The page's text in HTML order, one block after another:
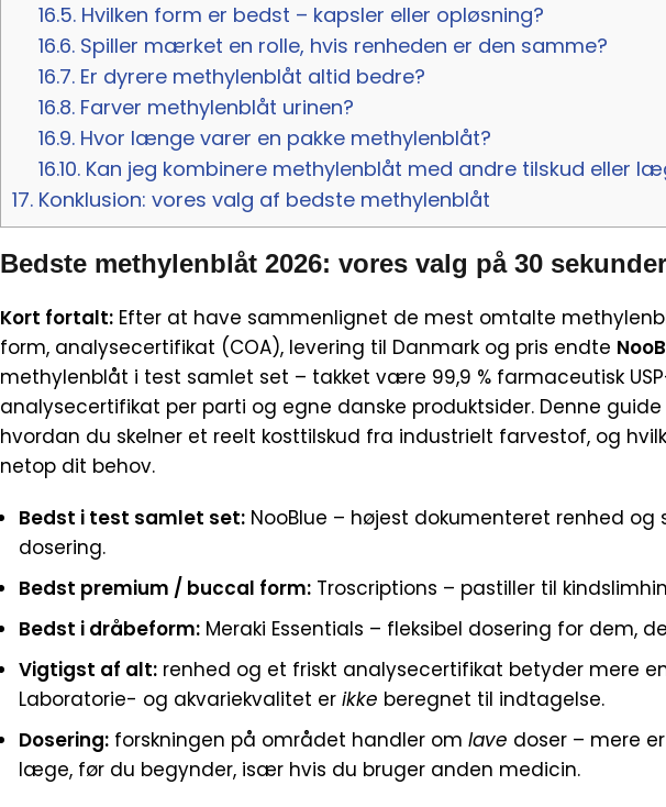
16.5. Hvilken form er bedst – kapsler eller opløsning?
16.6. Spiller mærket en rolle, hvis renheden er den samme?
16.7. Er dyrere methylenblåt altid bedre?
16.8. Farver methylenblåt urinen?
16.9. Hvor længe varer en pakke methylenblåt?
16.10. Kan jeg kombinere methylenblåt med andre tilskud eller
17. Konklusion: vores valg af bedste methylenblåt
Bedste methylenblåt 2026: vores valg på 30 sekunder
Kort fortalt: Efter at have sammenlignet de mest omtalte
form, analysecertifikat (COA), levering til Danmark og pris endte
methylenblåt i test samlet set – takket være 99,9 % farmaceutisk
analysecertifikat per parti og egne danske produktsider. Denne
hvordan du skelner et reelt kosttilskud fra industrielt farvestof, og
netop dit behov.
Bedst i test samlet set: NooBlue – højest dokumenteret renhed og
dosering.
Bedst premium / buccal form: Troscriptions – pastiller til
Bedst i dråbeform: Meraki Essentials – fleksibel dosering for dem,
Vigtigst af alt: renhed og et friskt analysecertifikat betyder mere
Laboratorie- og akvariekvalitet erikke beregnet til indtagelse.
Dosering: forskningen på området handler omlave doser – mere
læge, før du begynder, især hvis du bruger anden medicin.